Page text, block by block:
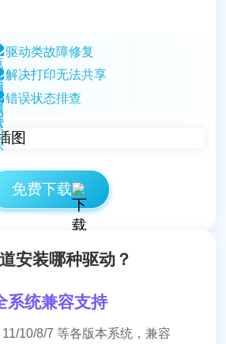
驱动类故障修复
解决打印无法共享
错误状态排查
免费下载
安装哪种驱动？
系统兼容支持
10/8/7 等各版本系统，兼容
求，这款软件提供了全方位的支
驱动问题会耽误工作进度。
工具，让我这个技术小白也能轻
，真的是省心又省力！